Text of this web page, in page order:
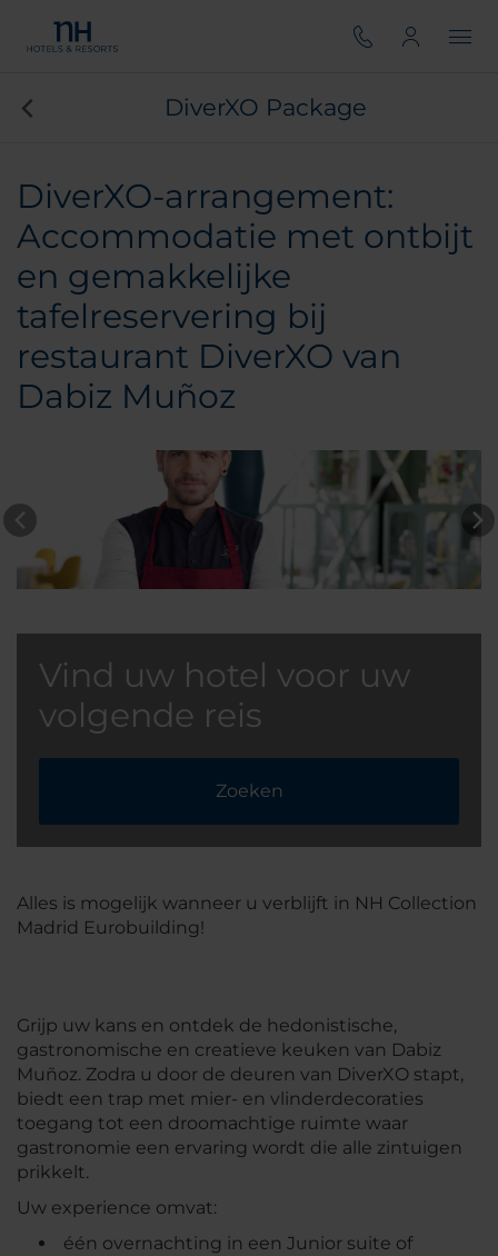
DiverXO Package
DiverXO-arrangement:
Accommodatie met ontbijt
en gemakkelijke
tafelreservering bij
restaurant DiverXO van
Dabiz Muñoz
Vind uw hotel voor uw
volgende reis
Zoeken
Alles is mogelijk wanneer u verblijft in NH Collection
Madrid Eurobuilding!
Grijp uw kans en ontdek de hedonistische,
gastronomische en creatieve keuken van Dabiz
Muñoz. Zodra u door de deuren van DiverXO stapt,
biedt een trap met mier- en vlinderdecoraties
toegang tot een droomachtige ruimte waar
gastronomie een ervaring wordt die alle zintuigen
prikkelt.
Uw experience omvat:
één overnachting in een Junior suite of